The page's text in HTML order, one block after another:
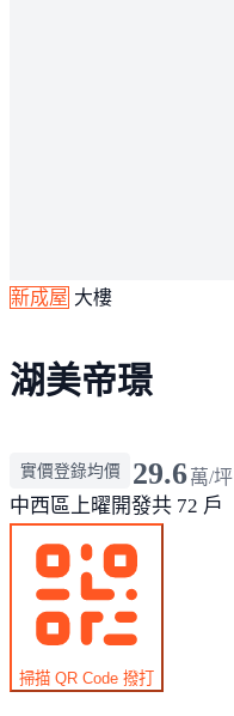
新成屋 大樓
湖美帝璟
實價登錄均價 29.6萬/坪
中西區上曜開發共 72 戶
掃描 QR Code 撥打